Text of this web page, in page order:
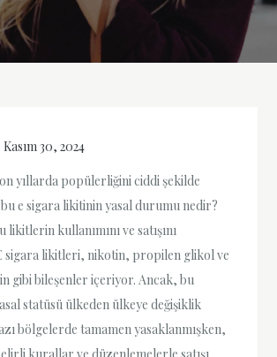
Kasım 30, 2024
yıllarda popülerliğini ciddi şekilde
e sigara likitinin yasal durumu nedir?
kullanımını ve satışını
sigara likitleri, nikotin, propilen glikol ve
gibi bileşenler içeriyor. Ancak, bu
statüsü ülkeden ülkeye değişiklik
bölgelerde tamamen yasaklanmışken,